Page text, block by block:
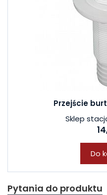
Przejście
Sklep
Do
Pytania do produktu